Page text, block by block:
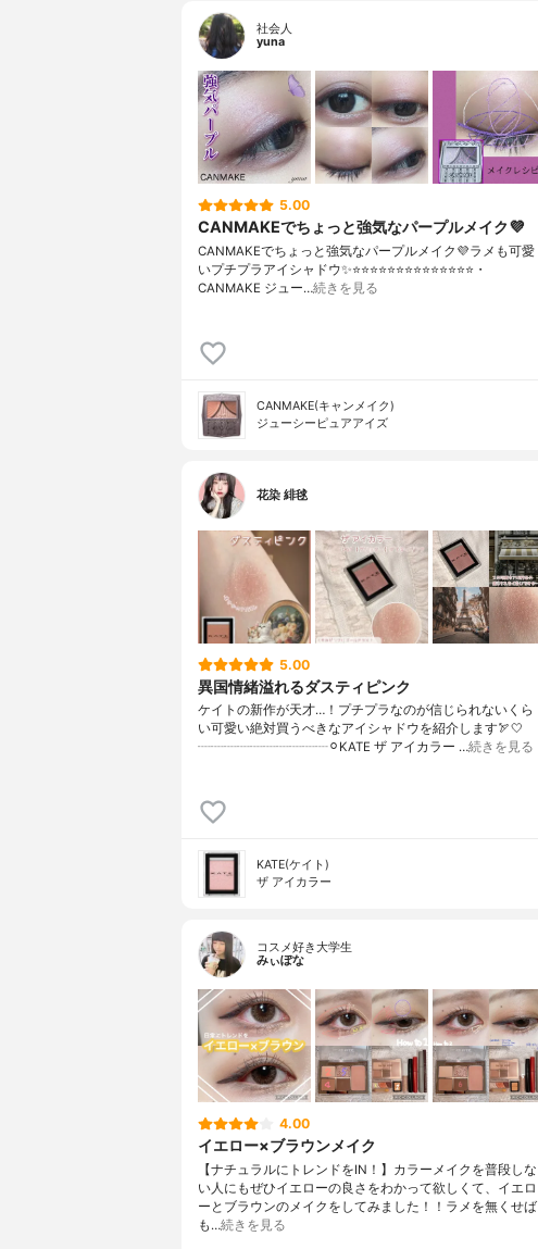
社会人
yuna
5.00
CANMAKEでちょっと強気なパープルメイク💜
CANMAKEでちょっと強気なパープルメイク💜ラメも可愛
いプチプラアイシャドウ✨⭐️⭐️⭐️⭐️⭐️⭐️⭐️⭐️⭐️⭐️⭐️⭐️⭐️⭐️・
CANMAKE ジュー…続きを見る
CANMAKE(キャンメイク)
ジューシーピュアアイズ
花染 緋毬
5.00
異国情緒溢れるダスティピンク
ケイトの新作が天才…！プチプラなのが信じられないくら
い可愛い絶対買うべきなアイシャドウを紹介します🏹🤍
┈┈┈┈┈┈┈┈┈┈⚪︎KATE ザ アイカラー …続きを見る
KATE(ケイト)
ザ アイカラー
コスメ好き大学生
みぃぽな
4.00
イエロー×ブラウンメイク
【ナチュラルにトレンドをIN！】カラーメイクを普段しな
い人にもぜひイエローの良さをわかって欲しくて、イエロ
ーとブラウンのメイクをしてみました！！ラメを無くせば
も…続きを見る